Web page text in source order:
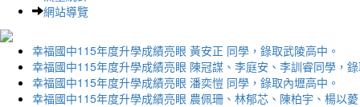
網站導覽
幸福國中115年度升學成績亮眼 黃安正 同學，錄取武陵高中。
幸福國中115年度升學成績亮眼 陳冠謀、李庭安、李訓睿同學，
幸福國中115年度升學成績亮眼 潘奕愷 同學，錄取內壢高中。
幸福國中115年度升學成績亮眼 農佩珊、林郁芯、陳柏宇、楊以